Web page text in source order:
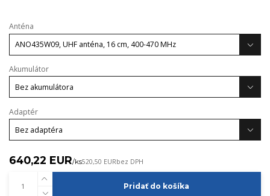
Anténa
Akumulátor
Adaptér
640,22 EUR/ks520,50 EURbez DPH
Pridať do košíka